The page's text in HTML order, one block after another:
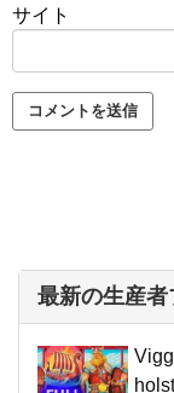
サイト
最新の生産者